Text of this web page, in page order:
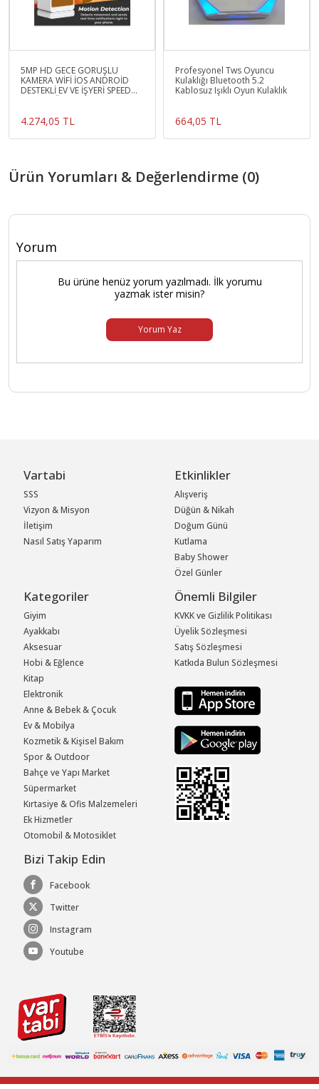
5MP HD GECE GÖRÜŞLÜ
KAMERA WİFİ İOS ANDROİD
DESTEKLİ EV VE İŞYERİ SPEED
4.274,05 TL
Profesyonel Tws Oyuncu
Kulaklığı Bluetooth 5.2
Kablosuz Işıklı Oyun Kulaklık
664,05 TL
Ürün Yorumları & Değerlendirme (0)
Yorum
Bu ürüne henüz yorum yazılmadı. İlk yorumu
yazmak ister misin?
Yorum Yaz
Vartabi
SSS
Vizyon & Misyon
İletişim
Nasıl Satış Yaparım
Etkinlikler
Alışveriş
Düğün & Nikah
Doğum Günü
Kutlama
Baby Shower
Özel Günler
Kategoriler
Giyim
Ayakkabı
Aksesuar
Hobi & Eğlence
Kitap
Elektronik
Anne & Bebek & Çocuk
Ev & Mobilya
Kozmetik & Kişisel Bakım
Spor & Outdoor
Bahçe ve Yapı Market
Süpermarket
Kırtasiye & Ofis Malzemeleri
Ek Hizmetler
Otomobil & Motosiklet
Önemli Bilgiler
KVKK ve Gizlilik Politikası
Üyelik Sözleşmesi
Satış Sözleşmesi
Katkıda Bulun Sözleşmesi
Bizi Takip Edin
Facebook
Twitter
Instagram
Youtube